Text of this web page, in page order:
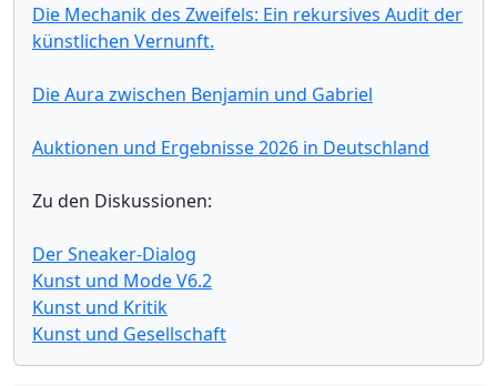
Die Mechanik des Zweifels: Ein rekursives Audit der
künstlichen Vernunft.
Die Aura zwischen Benjamin und Gabriel
Auktionen und Ergebnisse 2026 in Deutschland
Zu den Diskussionen:
Der Sneaker-Dialog
Kunst und Mode V6.2
Kunst und Kritik
Kunst und Gesellschaft